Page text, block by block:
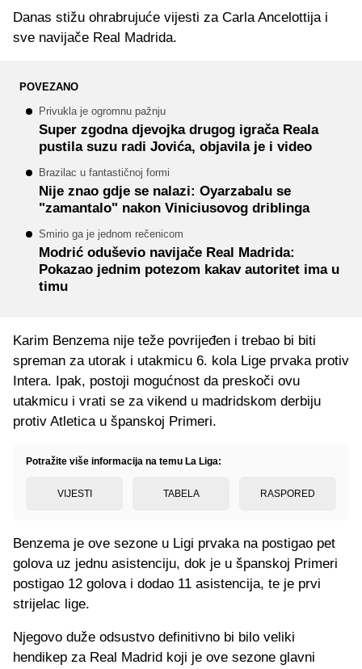
Danas stižu ohrabrujuće vijesti za Carla Ancelottija i
sve navijače Real Madrida.
POVEZANO
Privukla je ogromnu pažnju
Super zgodna djevojka drugog igrača Reala
pustila suzu radi Jovića, objavila je i video
Brazilac u fantastičnoj formi
Nije znao gdje se nalazi: Oyarzabalu se
"zamantalo" nakon Viniciusovog driblinga
Smirio ga je jednom rečenicom
Modrić oduševio navijače Real Madrida:
Pokazao jednim potezom kakav autoritet ima u
timu
Karim Benzema nije teže povrijeđen i trebao bi biti
spreman za utorak i utakmicu 6. kola Lige prvaka protiv
Intera. Ipak, postoji mogućnost da preskoči ovu
utakmicu i vrati se za vikend u madridskom derbiju
protiv Atletica u španskoj Primeri.
Potražite više informacija na temu La Liga:
VIJESTI TABELA RASPORED
Benzema je ove sezone u Ligi prvaka na postigao pet
golova uz jednu asistenciju, dok je u španskoj Primeri
postigao 12 golova i dodao 11 asistencija, te je prvi
strijelac lige.
Njegovo duže odsustvo definitivno bi bilo veliki
hendikep za Real Madrid koji je ove sezone glavni